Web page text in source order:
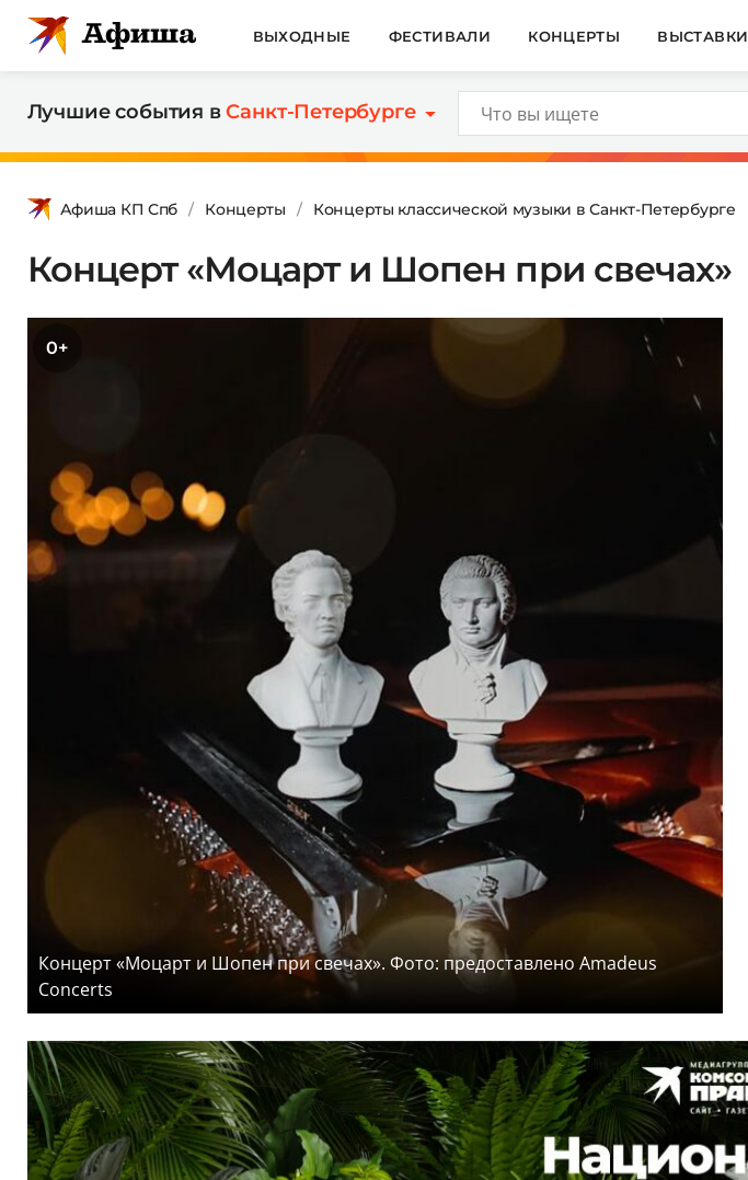
ВЫХОДНЫЕ ФЕСТИВАЛИ КОНЦЕРТЫ ВЫСТАВКИ
Лучшие события вСанкт-Петербурге
Афиша КП Спб Концерты Концерты классической музыки в Санкт-Петербурге
Концерт «Моцарт и Шопен при свечах»
0+
Концерт «Моцарт и Шопен при свечах». Фото: предоставлено Amadeus
Concerts